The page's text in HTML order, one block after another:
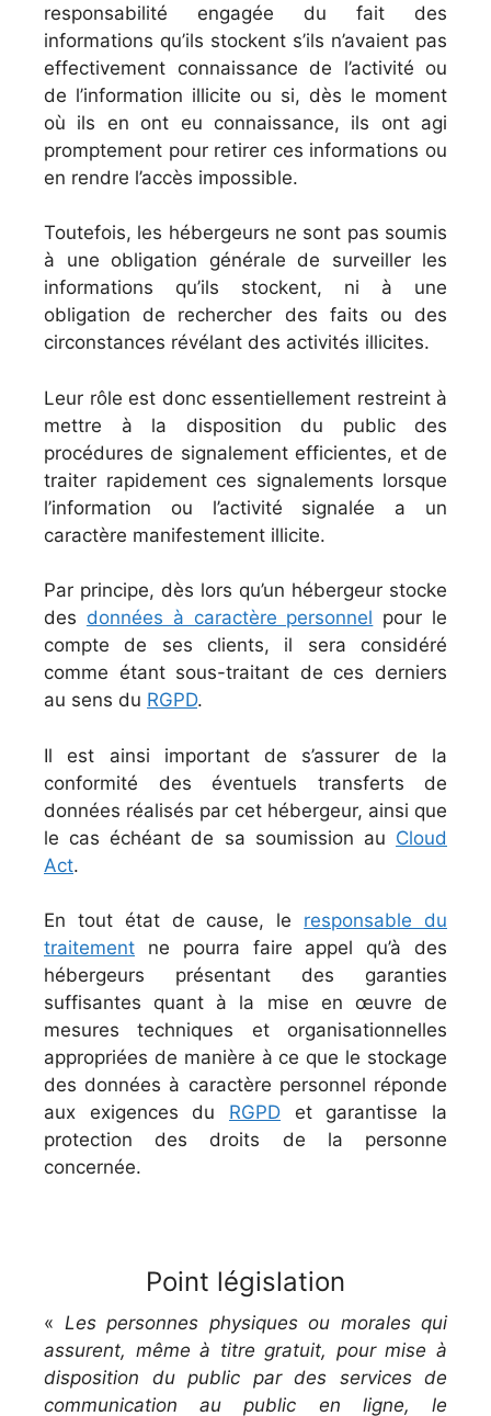
responsabilité engagée du fait des
informations qu’ils stockent s’ils n’avaient pas
effectivement connaissance de l’activité ou
de l’information illicite ou si, dès le moment
où ils en ont eu connaissance, ils ont agi
promptement pour retirer ces informations ou
en rendre l’accès impossible.
Toutefois, les hébergeurs ne sont pas soumis
à une obligation générale de surveiller les
informations qu’ils stockent, ni à une
obligation de rechercher des faits ou des
circonstances révélant des activités illicites.
Leur rôle est donc essentiellement restreint à
mettre à la disposition du public des
procédures de signalement efficientes, et de
traiter rapidement ces signalements lorsque
l’information ou l’activité signalée a un
caractère manifestement illicite.
Par principe, dès lors qu’un hébergeur stocke
des données à caractère personnel pour le
compte de ses clients, il sera considéré
comme étant sous-traitant de ces derniers
au sens du RGPD.
Il est ainsi important de s’assurer de la
conformité des éventuels transferts de
données réalisés par cet hébergeur, ainsi que
le cas échéant de sa soumission au Cloud
Act.
En tout état de cause, le responsable du
traitement ne pourra faire appel qu’à des
hébergeurs présentant des garanties
suffisantes quant à la mise en œuvre de
mesures techniques et organisationnelles
appropriées de manière à ce que le stockage
des données à caractère personnel réponde
aux exigences du RGPD et garantisse la
protection des droits de la personne
concernée.
Point législation
« Les personnes physiques ou morales qui
assurent, même à titre gratuit, pour mise à
disposition du public par des services de
communication au public en ligne, le